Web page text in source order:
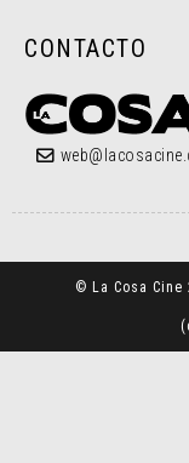
CONTACTO
© La Cosa Cine
(